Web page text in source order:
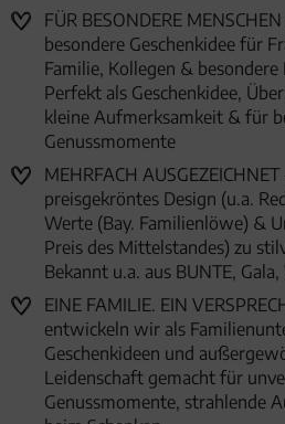
FÜR BESONDERE
besondere Geschenkidee für
Familie, Kollegen &
Perfekt als Geschenkidee,
kleine Aufmerksamkeit & für
Genussmomente
MEHRFACH
preisgekröntes Design (u.a.
Werte (Bay. Familienlöwe) &
Preis des Mittelstandes) zu
Bekannt u.a. aus BUNTE,
EINE FAMILIE. EIN
entwickeln wir als
Geschenkideen und
Leidenschaft gemacht für
Genussmomente, strahlende